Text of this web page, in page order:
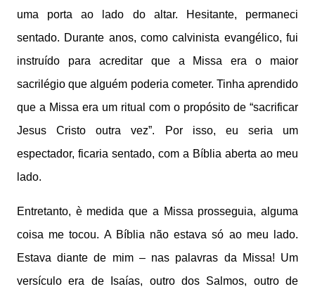
uma porta ao lado do altar. Hesitante, permaneci
sentado. Durante anos, como calvinista evangélico, fui
instruído para acreditar que a Missa era o maior
sacrilégio que alguém poderia cometer. Tinha aprendido
que a Missa era um ritual com o propósito de “sacrificar
Jesus Cristo outra vez”. Por isso, eu seria um
espectador, ficaria sentado, com a Bíblia aberta ao meu
lado.
Entretanto, è medida que a Missa prosseguia, alguma
coisa me tocou. A Bíblia não estava só ao meu lado.
Estava diante de mim – nas palavras da Missa! Um
versículo era de Isaías, outro dos Salmos, outro de